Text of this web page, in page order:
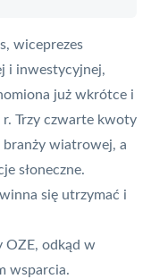
wiceprezes
i inwestycyjnej,
już wkrótce i
Trzy czwarte kwoty
wiatrowej, a
słoneczne.
się utrzymać i
OZE, odkąd w
wsparcia.